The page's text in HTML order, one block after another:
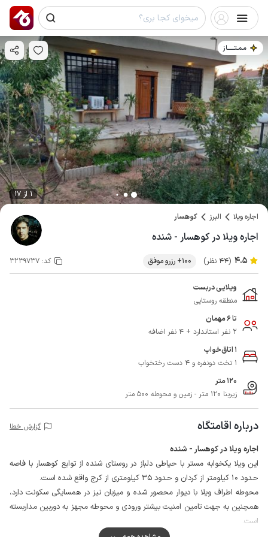
مـمـتــــــاز
1 از 17
اجاره ویلا البرز کوهسار
اجاره ویلا در کوهسار - شنده
4.5 (44 نظر) 100+ رزرو موفق کد: 3239737
ویلایی دربست
منطقه روستایی
تا 6 مهمان
2 نفر استاندارد + 4 نفر اضافه
1 اتاق‌خواب
1 تخت دونفره و 4 دست رختخواب
120 متر
زیربنا 120 متر - زمین و محوطه 500 متر
درباره اقامتگاه گزارش خطا
اجاره ویلا در کوهسار - شنده
این ویلا یکخوابه مستر با حیاطی دلباز در روستای شنده از توابع کوهسار با فاصه
حدود 10 کیلومتر از کردان و حدود 35 کیلومتری از کرج واقع شده است.
محوطه اطراف ویلا با دیوار محصور شده و میزبان نیز در همسایگی سکونت دارد،
همچنین به جهت تامین امنیت بیشتر ورودی و محوطه مجهز به دوربین مداربسته
است.